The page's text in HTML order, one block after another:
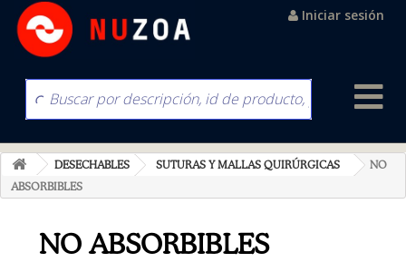
Iniciar sesión
DESECHABLES SUTURAS Y MALLAS QUIRÚRGICAS
NO
ABSORBIBLES
NO ABSORBIBLES